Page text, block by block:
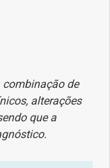
combinação de
alterações
que a